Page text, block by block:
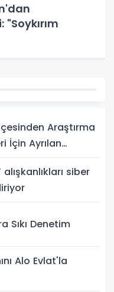
Araştırma
İçin Ayrılan
siber
Sıkı Denetim
Alo Evlat'la